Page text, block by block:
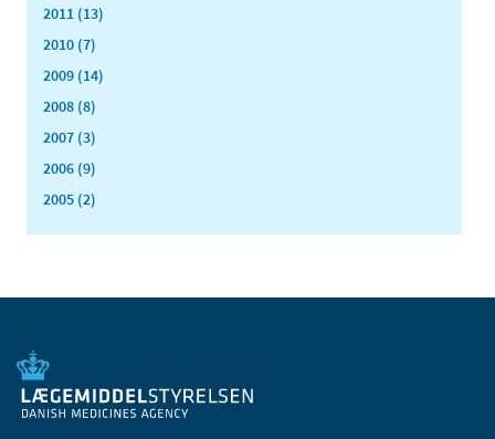
2011 (13)
2010 (7)
2009 (14)
2008 (8)
2007 (3)
2006 (9)
2005 (2)